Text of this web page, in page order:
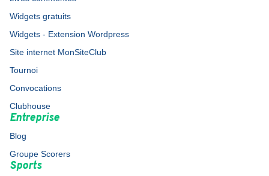
Widgets gratuits
Widgets - Extension Wordpress
Site internet MonSiteClub
Tournoi
Convocations
Clubhouse
Entreprise
Blog
Groupe Scorers
Sports